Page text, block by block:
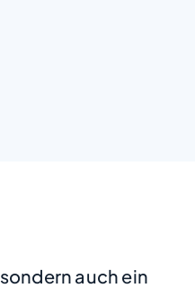
auch ein